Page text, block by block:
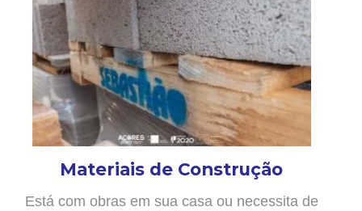
Materiais de Construção
Está com obras em sua casa ou necessita de